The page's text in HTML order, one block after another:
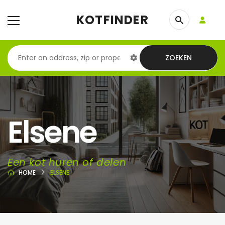
KOTFINDER
ZOEKEN
Elsene
Een kot huren of delen
HOME ELSENE